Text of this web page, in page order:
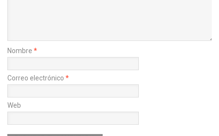
Nombre *
Correo electrónico *
Web